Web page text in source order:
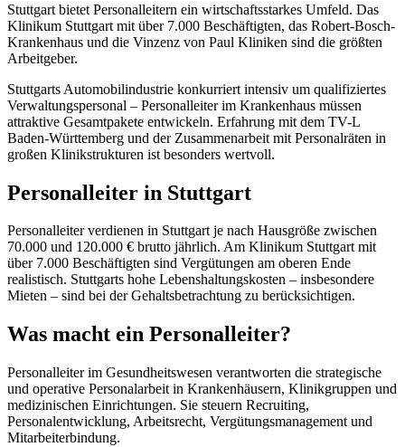
Stuttgart bietet Personalleitern ein wirtschaftsstarkes Umfeld. Das
Klinikum Stuttgart mit über 7.000 Beschäftigten, das Robert-Bosch-
Krankenhaus und die Vinzenz von Paul Kliniken sind die größten
Arbeitgeber.
Stuttgarts Automobilindustrie konkurriert intensiv um qualifiziertes
Verwaltungspersonal – Personalleiter im Krankenhaus müssen
attraktive Gesamtpakete entwickeln. Erfahrung mit dem TV-L
Baden-Württemberg und der Zusammenarbeit mit Personalräten in
großen Klinikstrukturen ist besonders wertvoll.
Personalleiter in Stuttgart
Personalleiter verdienen in Stuttgart je nach Hausgröße zwischen
70.000 und 120.000 € brutto jährlich. Am Klinikum Stuttgart mit
über 7.000 Beschäftigten sind Vergütungen am oberen Ende
realistisch. Stuttgarts hohe Lebenshaltungskosten – insbesondere
Mieten – sind bei der Gehaltsbetrachtung zu berücksichtigen.
Was macht ein Personalleiter?
Personalleiter im Gesundheitswesen verantworten die strategische
und operative Personalarbeit in Krankenhäusern, Klinikgruppen und
medizinischen Einrichtungen. Sie steuern Recruiting,
Personalentwicklung, Arbeitsrecht, Vergütungsmanagement und
Mitarbeiterbindung.